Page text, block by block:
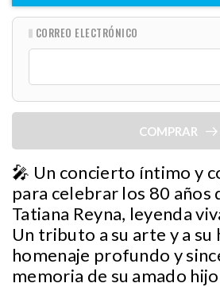
CORREO ELECTRÓNICO
COMPRAR
🎤 Un concierto íntimo y
para celebrar los 80 años
Tatiana Reyna, leyenda
Un tributo a su arte y a
homenaje profundo y
memoria de su amado